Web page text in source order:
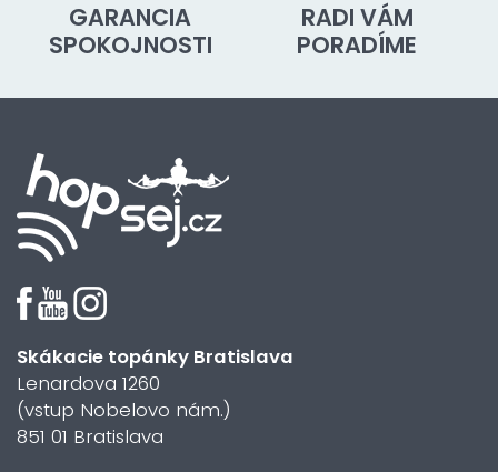
GARANCIA
SPOKOJNOSTI
RADI VÁM
PORADÍME
Skákacie topánky Bratislava
Lenardova 1260
(vstup Nobelovo nám.)
851 01 Bratislava